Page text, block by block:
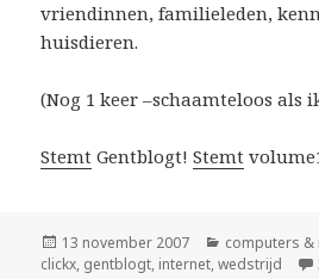
vriendinnen, familieleden,
huisdieren.
(Nog 1 keer –schaamteloos als
Stemt Gentblogt!Stemt
Geplaatst
op
13 november 2007 Categorieën
computers &
clickx, gentblogt, internet,wedstrijd